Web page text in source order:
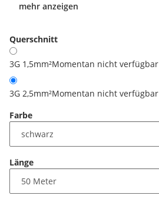
mehr anzeigen
Querschnitt
3G 1,5mm²Momentan nicht verfügbar
3G 2,5mm²Momentan nicht verfügbar
Farbe
Länge